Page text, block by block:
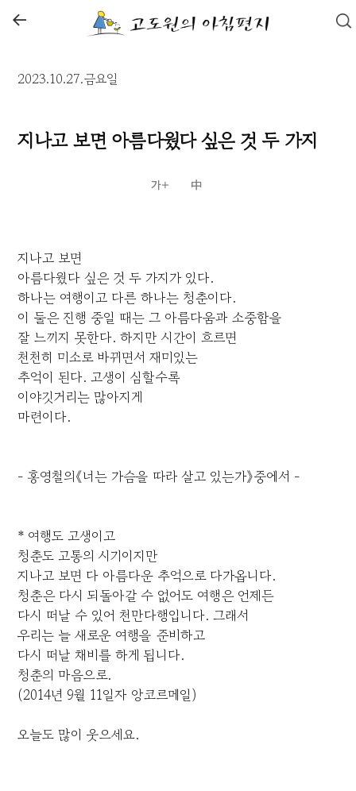
←
2023.10.27.금요일
지나고 보면 아름다웠다 싶은 것 두 가지
지나고 보면
아름다웠다 싶은 것 두 가지가 있다.
하나는 여행이고 다른 하나는 청춘이다.
이 둘은 진행 중일 때는 그 아름다움과 소중함을
잘 느끼지 못한다. 하지만 시간이 흐르면
천천히 미소로 바뀌면서 재미있는
추억이 된다. 고생이 심할수록
이야깃거리는 많아지게
마련이다.
- 홍영철의《너는 가슴을 따라 살고 있는가》중에서 -
* 여행도 고생이고
청춘도 고통의 시기이지만
지나고 보면 다 아름다운 추억으로 다가옵니다.
청춘은 다시 되돌아갈 수 없어도 여행은 언제든
다시 떠날 수 있어 천만다행입니다. 그래서
우리는 늘 새로운 여행을 준비하고
다시 떠날 채비를 하게 됩니다.
청춘의 마음으로.
(2014년 9월 11일자 앙코르메일)
오늘도 많이 웃으세요.